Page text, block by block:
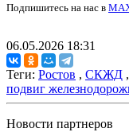
Подпишитесь на нас в
06.05.2026 18:31
Теги: Ростов , СКЖД ,
подвиг
Новости партнеров